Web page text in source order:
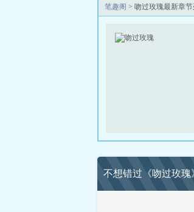
笔趣阁 > 吻过玫瑰最新章
不想错过《吻过玫瑰